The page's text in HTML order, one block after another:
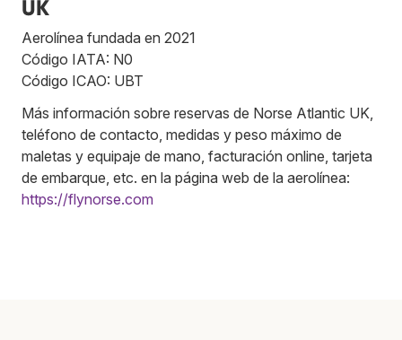
UK
Aerolínea fundada en 2021
Código IATA: N0
Código ICAO: UBT
Más información sobre reservas de Norse Atlantic UK,
teléfono de contacto, medidas y peso máximo de
maletas y equipaje de mano, facturación online, tarjeta
de embarque, etc. en la página web de la aerolínea:
https://flynorse.com